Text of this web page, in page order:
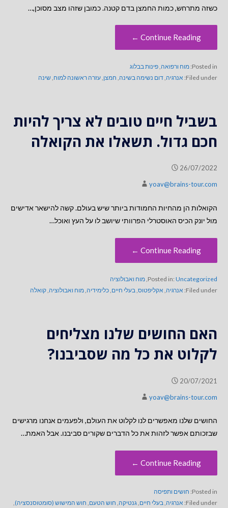
כשזה מתרחש, כמות החמצן בדם קטנה. כמובן שזהו מצב מסוכן,…
Continue Reading ←
Posted in: מוח ורפואה,פינות בבלוג
Filed under: אנרגיה,דום נשימה בשינה, חמצן,עזרה ראשונה למוח,שינה
בשביל חיים טובים לא צריך להיות
חכם גדול. תשאלו את הקואלה
26/07/2022
yoav@brains-tour.com
הקואלות הן מהחיות החמודות ביותר שיש בעולם. קשה להישאר אדישים
מול יונק הכיס האוסטרלי הפרוותי שיושב לו על העץ ואוכל…
Continue Reading ←
Posted in:Uncategorized
,מוח ואבולוציה
Filed under: אנרגיה, אקליפטוס,בעלי חיים,כלימידיה,מוח ואבולוציה,קואלה
האם החושים שלנו מצליחים
לקלוט את כל מה שסביבנו?
20/07/2021
yoav@brains-tour.com
החושים שלנו מאפשרים לנו לקלוט את העולם, ולפעמים אנחנו מרגישים
שבזכותם אפשר לזהות את כל הדברים שקורים סביבנו. אבל האמת…
Continue Reading ←
Posted in: חושים ותפיסה
Filed under: אנרגיה,בעלי חיים,גנטיקה, חוש הטעם, חוש המישוש (סומטוסנסציה),